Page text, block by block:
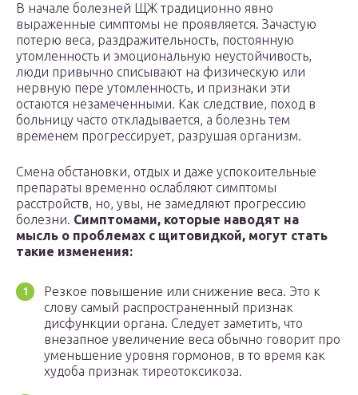
В начале болезней ЩЖ традиционно явно
выраженные симптомы не проявляется. Зачастую
потерю веса, раздражительность, постоянную
утомленность и эмоциональную неустойчивость,
люди привычно списывают на физическую или
нервную пере утомленность, и признаки эти
остаются незамеченными. Как следствие, поход в
больницу часто откладывается, а болезнь тем
временем прогрессирует, разрушая организм.
Смена обстановки, отдых и даже успокоительные
препараты временно ослабляют симптомы
расстройств, но, увы, не замедляют прогрессию
болезни. Симптомами, которые наводят на
мысль о проблемах с щитовидкой, могут стать
такие изменения:
Резкое повышение или снижение веса. Это к
слову самый распространенный признак
дисфункции органа. Следует заметить, что
внезапное увеличение веса обычно говорит про
уменьшение уровня гормонов, в то время как
худоба признак тиреотоксикоза.